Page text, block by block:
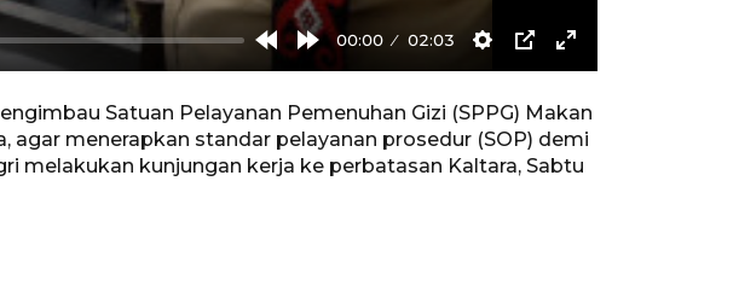
Rewind
10s
Forward
00:00 02:03
Settings
PIP Enter
Satuan Pelayanan Pemenuhan Gizi (SPPG) Makan
agar menerapkan standar pelayanan prosedur (SOP) demi
melakukan kunjungan kerja ke perbatasan Kaltara, Sabtu